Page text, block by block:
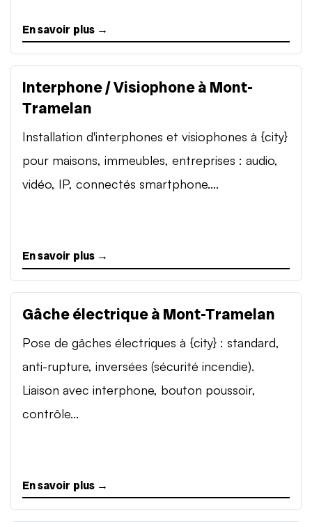
En savoir plus →
Interphone / Visiophone à Mont-
Tramelan
Installation d'interphones et visiophones à {city}
pour maisons, immeubles, entreprises : audio,
vidéo, IP, connectés smartphone....
En savoir plus →
Gâche électrique à Mont-Tramelan
Pose de gâches électriques à {city} : standard,
anti-rupture, inversées (sécurité incendie).
Liaison avec interphone, bouton poussoir,
contrôle...
En savoir plus →